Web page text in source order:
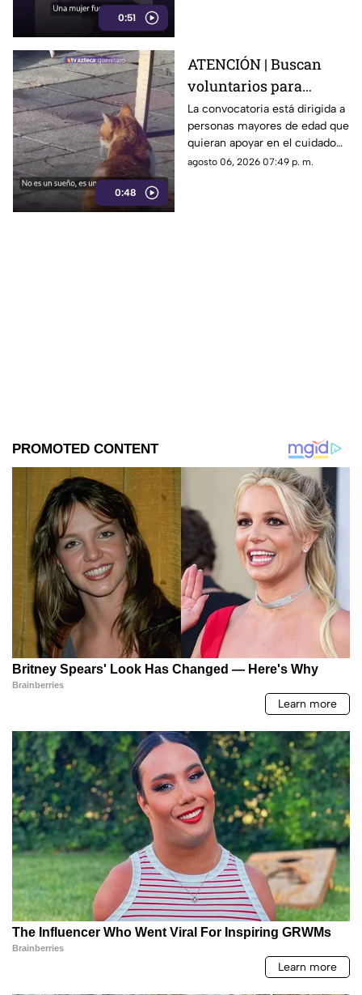
0:51
0:48
ATENCIÓN | Buscan
voluntarios para
cuidar gatos en una
isla de Grecia
La convocatoria está dirigida a
personas mayores de edad que
quieran apoyar en el cuidado
de gatos rescatados mientras
agosto 06, 2026 07:49 p. m.